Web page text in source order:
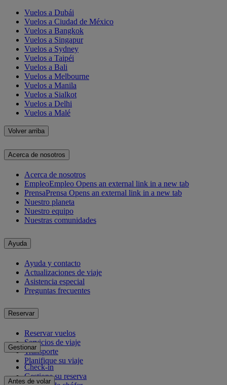
Vuelos a Dubái
Vuelos a Ciudad de México
Vuelos a Bangkok
Vuelos a Singapur
Vuelos a Sydney
Vuelos a Taipéi
Vuelos a Bali
Vuelos a Melbourne
Vuelos a Manila
Vuelos a Sialkot
Vuelos a Delhi
Vuelos a Malé
Volver arriba
Acerca de nosotros
Acerca de nosotros
EmpleoEmpleo Opens an external link in a new tab
PrensaPrensa Opens an external link in a new tab
Nuestro planeta
Nuestro equipo
Nuestras comunidades
Ayuda
Ayuda y contacto
Actualizaciones de viaje
Asistencia especial
Preguntas frecuentes
Reservar
Reservar vuelos
Servicios de viaje
Transporte
Planifique su viaje
Gestionar
Check-in
Gestione su reserva
Antes de volar